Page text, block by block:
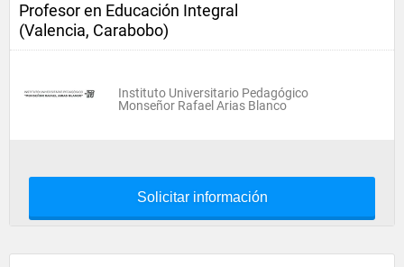
Profesor en Educación Integral
(Valencia, Carabobo)
Instituto Universitario Pedagógico
Monseñor Rafael Arias Blanco
Solicitar información